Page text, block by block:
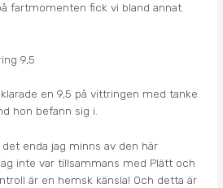
fartmomenten fick vi bland annat.
9,5
en 9,5 på vittringen med tanke
hon befann sig i.
enda jag minns av den här
inte var tillsammans med Plätt och
är en hemsk känsla! Och detta är